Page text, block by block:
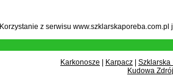
Korzystanie z serwisu
Karkonosze Karpacz
Szklarska
Kudowa